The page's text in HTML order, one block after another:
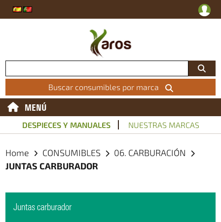
Buscar consumibles por marca
MENÚ
DESPIECES Y MANUALES NUESTRAS MARCAS
Home CONSUMIBLES
06. CARBURACIÓN
JUNTAS CARBURADOR
Juntas carburador